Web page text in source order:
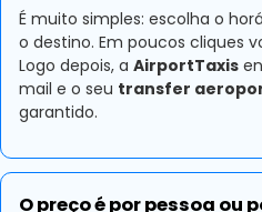
É muito simples: escolha o
o destino. Em poucos cliques
Logo depois, a AirportTaxis
mail e o seu transfer
garantido.
O preço é por pessoa ou